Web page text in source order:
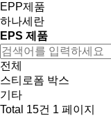
EPP제품
하나세란
EPS 제품
전체
스티로폼 박스
기타
Total 15건 1 페이지